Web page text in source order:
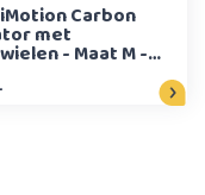
Carbon
met
- Maat M -